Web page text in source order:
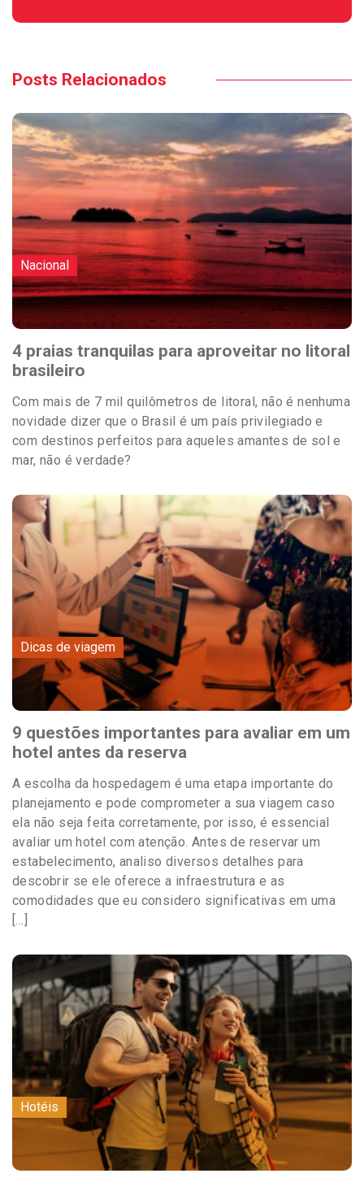
Posts Relacionados
Nacional
4 praias tranquilas para aproveitar no litoral
brasileiro
Com mais de 7 mil quilômetros de litoral, não é nenhuma
novidade dizer que o Brasil é um país privilegiado e
com destinos perfeitos para aqueles amantes de sol e
mar, não é verdade?
Dicas de viagem
9 questões importantes para avaliar em um
hotel antes da reserva
A escolha da hospedagem é uma etapa importante do
planejamento e pode comprometer a sua viagem caso
ela não seja feita corretamente, por isso, é essencial
avaliar um hotel com atenção. Antes de reservar um
estabelecimento, analiso diversos detalhes para
descobrir se ele oferece a infraestrutura e as
comodidades que eu considero significativas em uma
[…]
Hotéis